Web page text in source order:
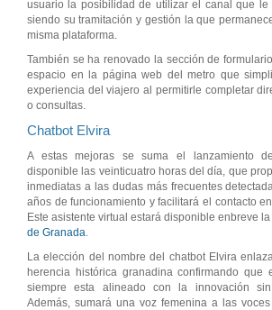
usuario la posibilidad de utilizar el canal que le
siendo su tramitación y gestión la que
misma plataforma.
También se ha renovado la sección de
espacio en la página web del metro que
experiencia del viajero al permitirle completar
o consultas.
Chatbot Elvira
A estas mejoras se suma el lanzamiento
disponible las veinticuatro horas del día, que
inmediatas a las dudas más frecuentes
años de funcionamiento y facilitará el contacto
Este asistente virtual estará disponible enbreve la
de Granada.
La elección del nombre del chatbot Elvira
herencia histórica granadina confirmando que
siempre esta alineado con la innovación
Además, sumará una voz femenina a las